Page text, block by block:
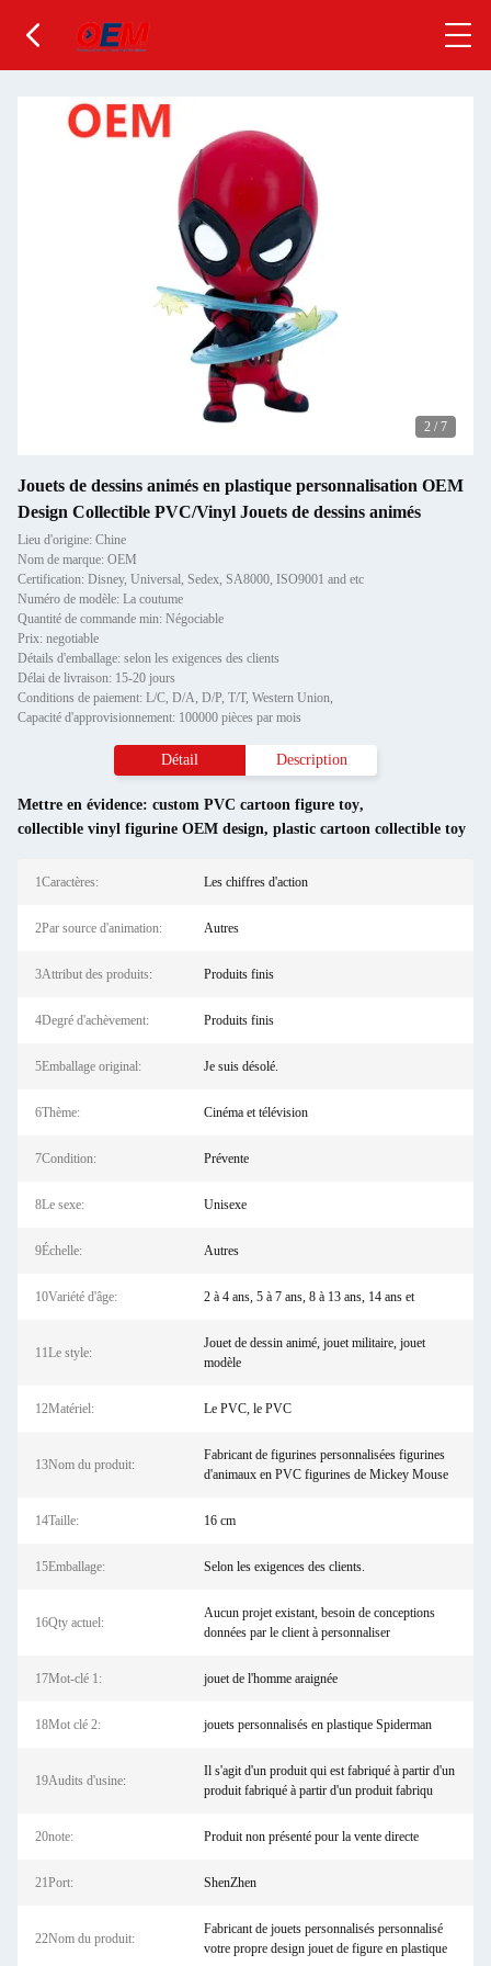
2 / 7
Jouets de dessins animés en plastique personnalisation OEM
Design Collectible PVC/Vinyl Jouets de dessins animés
Lieu d'origine: Chine
Nom de marque: OEM
Certification: Disney, Universal, Sedex, SA8000, ISO9001 and etc
Numéro de modèle: La coutume
Quantité de commande min: Négociable
Prix: negotiable
Détails d'emballage: selon les exigences des clients
Délai de livraison: 15-20 jours
Conditions de paiement: L/C, D/A, D/P, T/T, Western Union,
Capacité d'approvisionnement: 100000 pièces par mois
Détail Description
Mettre en évidence: custom PVC cartoon figure toy,
collectible vinyl figurine OEM design, plastic cartoon collectible toy
1Caractères: Les chiffres d'action
2Par source d'animation: Autres
3Attribut des produits: Produits finis
4Degré d'achèvement: Produits finis
5Emballage original: Je suis désolé.
6Thème: Cinéma et télévision
7Condition: Prévente
8Le sexe: Unisexe
9Échelle: Autres
10Variété d'âge: 2 à 4 ans, 5 à 7 ans, 8 à 13 ans, 14 ans et
11Le style:
Jouet de dessin animé, jouet militaire, jouet
modèle
12Matériel: Le PVC, le PVC
13Nom du produit:
Fabricant de figurines personnalisées figurines
d'animaux en PVC figurines de Mickey Mouse
14Taille: 16 cm
15Emballage: Selon les exigences des clients.
16Qty actuel:
Aucun projet existant, besoin de conceptions
données par le client à personnaliser
17Mot-clé 1: jouet de l'homme araignée
18Mot clé 2: jouets personnalisés en plastique Spiderman
19Audits d'usine:
Il s'agit d'un produit qui est fabriqué à partir d'un
produit fabriqué à partir d'un produit fabriqu
20note: Produit non présenté pour la vente directe
21Port: ShenZhen
22Nom du produit:
Fabricant de jouets personnalisés personnalisé
votre propre design jouet de figure en plastique